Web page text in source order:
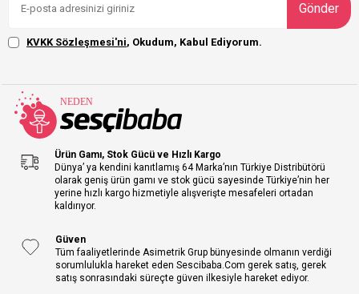
Gönder
KVKK Sözleşmesi'ni, Okudum, Kabul Ediyorum.
Ürün Gamı, Stok Gücü ve Hızlı Kargo
Dünya’ ya kendini kanıtlamış 64 Marka’nın Türkiye Distribütörü
olarak geniş ürün gamı ve stok gücü sayesinde Türkiye’nin her
yerine hızlı kargo hizmetiyle alışverişte mesafeleri ortadan
kaldırıyor.
Güven
Tüm faaliyetlerinde Asimetrik Grup bünyesinde olmanın verdiği
sorumlulukla hareket eden Sescibaba.Com gerek satış, gerek
satış sonrasındaki süreçte güven ilkesiyle hareket ediyor.